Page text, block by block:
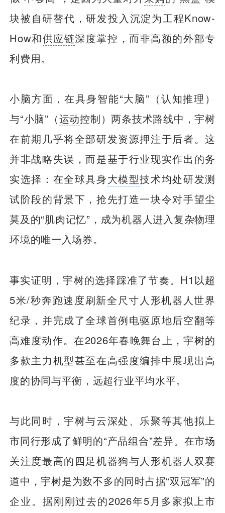
块被自研替代，研发投入沉淀为工程Know-
How和供应链深度掌控，而非高额的外部专
利费用。
小脑方面，在具身智能“大脑”（认知推理）
与“小脑”（运动控制）两条技术路线中，宇树
在前期几乎将全部研发资源押注于后者。这
并非战略失误，而是基于行业现实作出的务
实选择：在全球具身大模型技术均处研发测
试阶段的背景下，抢先打造一块令对手望尘
莫及的“肌肉记忆”，成为机器人进入复杂物理
环境的唯一入场券。
事实证明，宇树的选择踩准了节奏。H1以超
5米/秒奔跑速度刷新全尺寸人形机器人世界
纪录，并完成了全球首例电驱原地后空翻等
高难度动作。在2026年春晚舞台上，宇树的
多款主力机型甚至在高强度编排中展现出高
度的协同与平衡，远超行业平均水平。
与此同时，宇树与云深处、乐聚等其他拟上
市同行形成了鲜明的“产品组合”差异。在市场
关注度最高的四足机器狗与人形机器人双赛
道中，宇树是为数不多的同时占据“双冠军”的
企业。据刚刚过去的2026年5月多家拟上市